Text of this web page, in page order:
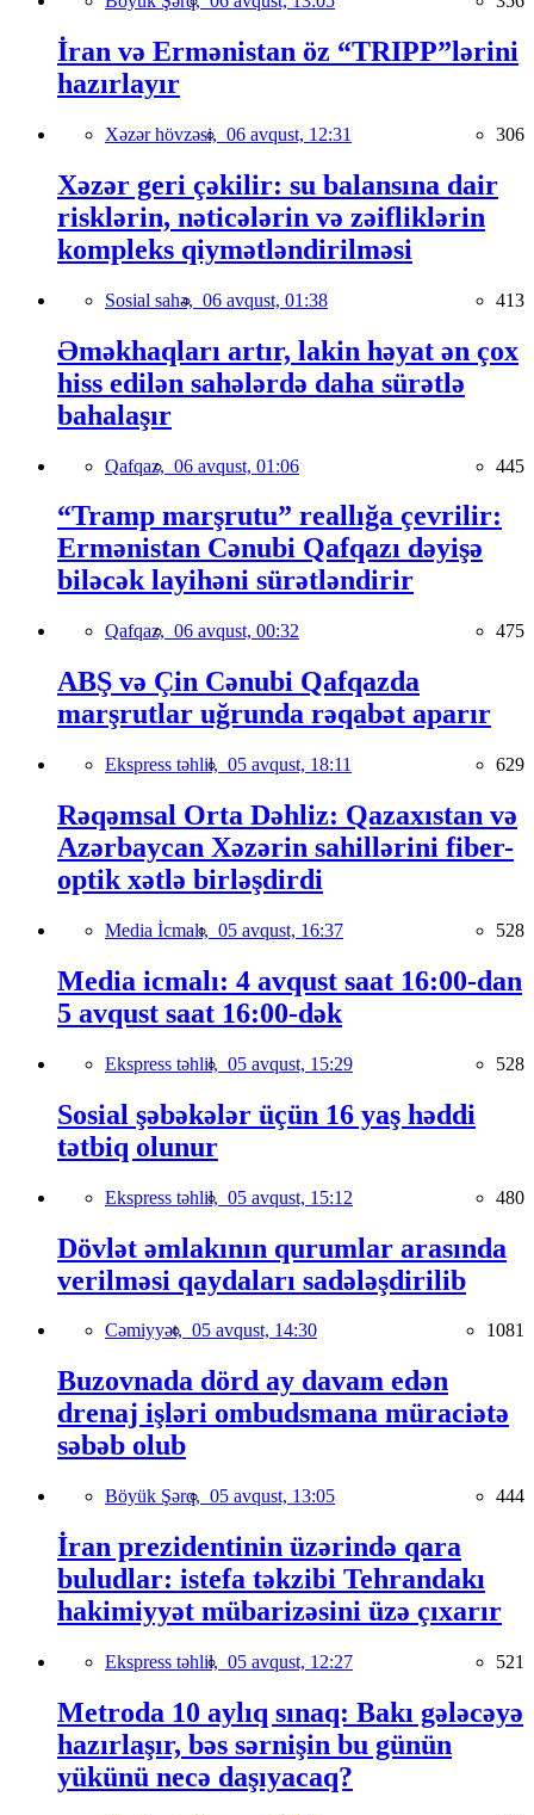
İran və Ermənistan öz “TRIPP”lərini
hazırlayır
Xəzər hövzəsi, 06 avqust, 12:31 306
Xəzər geri çəkilir: su balansına dair
risklərin, nəticələrin və zəifliklərin
kompleks qiymətləndirilməsi
Sosial sahə, 06 avqust, 01:38 413
Əməkhaqları artır, lakin həyat ən çox
hiss edilən sahələrdə daha sürətlə
bahalaşır
Qafqaz, 06 avqust, 01:06 445
“Tramp marşrutu” reallığa çevrilir:
Ermənistan Cənubi Qafqazı dəyişə
biləcək layihəni sürətləndirir
Qafqaz, 06 avqust, 00:32 475
ABŞ və Çin Cənubi Qafqazda
marşrutlar uğrunda rəqabət aparır
Ekspress təhlil, 05 avqust, 18:11 629
Rəqəmsal Orta Dəhliz: Qazaxıstan və
Azərbaycan Xəzərin sahillərini fiber-
optik xətlə birləşdirdi
Media İcmalı, 05 avqust, 16:37 528
Media icmalı: 4 avqust saat 16:00-dan
5 avqust saat 16:00-dək
Ekspress təhlil, 05 avqust, 15:29 528
Sosial şəbəkələr üçün 16 yaş həddi
tətbiq olunur
Ekspress təhlil, 05 avqust, 15:12 480
Dövlət əmlakının qurumlar arasında
verilməsi qaydaları sadələşdirilib
Cəmiyyət, 05 avqust, 14:30 1081
Buzovnada dörd ay davam edən
drenaj işləri ombudsmana müraciətə
səbəb olub
Böyük Şərq, 05 avqust, 13:05 444
İran prezidentinin üzərində qara
buludlar: istefa təkzibi Tehrandakı
hakimiyyət mübarizəsini üzə çıxarır
Ekspress təhlil, 05 avqust, 12:27 521
Metroda 10 aylıq sınaq: Bakı gələcəyə
hazırlaşır, bəs sərnişin bu günün
yükünü necə daşıyacaq?